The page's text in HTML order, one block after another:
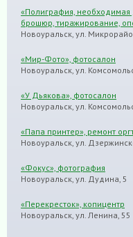
«Полиграфия, необходимая
брошюр, тиражирование,
Новоуральск, ул.
«Мир-Фото», фотосалон
Новоуральск, ул.
«У Дьякова», фотосалон
Новоуральск, ул.
«Папа принтер», ремонт
Новоуральск, ул.
«Фокус», фотография
Новоуральск, ул. Дудина, 5
«Перекресток», копицентр
Новоуральск, ул. Ленина, 55